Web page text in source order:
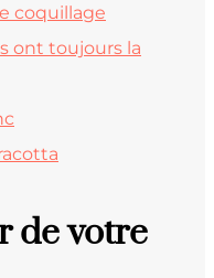
coquillage
ont toujours la
de votre